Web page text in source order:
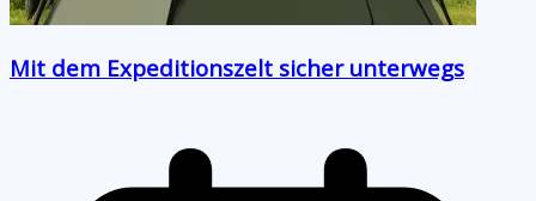
Mit dem Expeditionszelt sicher unterwegs